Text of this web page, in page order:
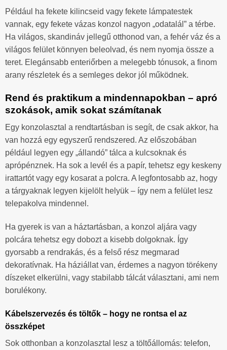
Például ha fekete kilincseid vagy fekete lámpatestek
vannak, egy fekete vázas konzol nagyon „odatalál” a térbe.
Ha világos, skandináv jellegű otthonod van, a fehér váz és a
világos felület könnyen beleolvad, és nem nyomja össze a
teret. Elegánsabb enteriőrben a melegebb tónusok, a finom
arany részletek és a semleges dekor jól működnek.
Rend és praktikum a mindennapokban – apró
szokások, amik sokat számítanak
Egy konzolasztal a rendtartásban is segít, de csak akkor, ha
van hozzá egy egyszerű rendszered. Az előszobában
például legyen egy „állandó” tálca a kulcsoknak és
aprópénznek. Ha sok a levél és a papír, tehetsz egy keskeny
irattartót vagy egy kosarat a polcra. A legfontosabb az, hogy
a tárgyaknak legyen kijelölt helyük – így nem a felület lesz
telepakolva mindennel.
Ha gyerek is van a háztartásban, a konzol aljára vagy
polcára tehetsz egy dobozt a kisebb dolgoknak. Így
gyorsabb a rendrakás, és a felső rész megmarad
dekoratívnak. Ha háziállat van, érdemes a nagyon törékeny
díszeket elkerülni, vagy stabilabb tálcát választani, ami nem
borulékony.
Kábelszervezés és töltők – hogy ne rontsa el az
összképet
Sok otthonban a konzolasztal lesz a töltőállomás: telefon,